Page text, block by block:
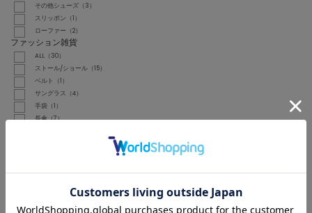
その他シューズ（3）
スリッポン（1）
ローファー（2）
ファッション雑貨
ALL（30）
ストール/ショール（15）
ベルト（1）
サングラス（4）
手袋（1）
長傘（7）
キーホルダー（1）
カードケース（1）